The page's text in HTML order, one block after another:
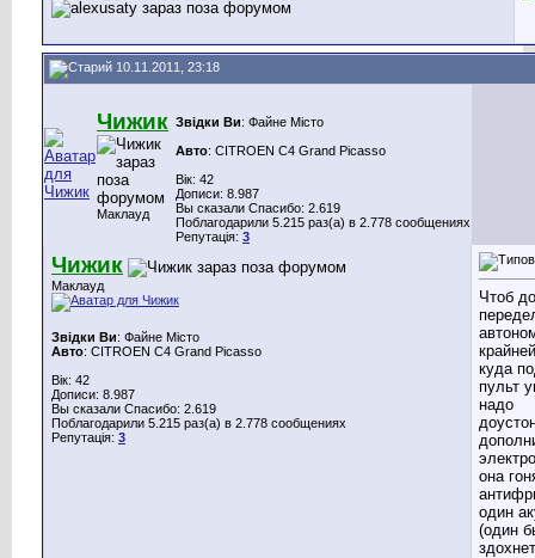
10.11.2011, 23:18
Чижик
Маклауд
Звідки Ви: Файне Місто
Авто: CITROEN C4 Grand Picasso
Вік: 42
Дописи: 8.987
Вы сказали Спасибо: 2.619
Поблагодарили 5.215 раз(а) в 2.778 сообщениях
Репутація: 3
Чижик
Маклауд
Звідки Ви: Файне Місто
Авто: CITROEN C4 Grand Picasso
Вік: 42
Дописи: 8.987
Вы сказали Спасибо: 2.619
Поблагодарили 5.215 раз(а) в 2.778 сообщениях
Репутація: 3
Чтоб
куда
пульт
надо
она
один
(один